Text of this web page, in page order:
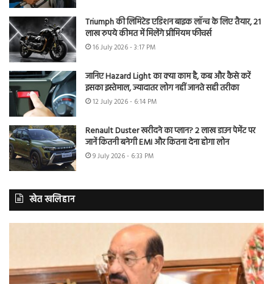
Triumph की लिमिटेड एडिशन बाइक लॉन्च के लिए तैयार, 21
लाख रुपये कीमत में मिलेंगे प्रीमियम फीचर्स
16 July 2026 - 3:17 PM
जानिए Hazard Light का क्या काम है, कब और कैसे करें
इसका इस्तेमाल, ज्यादातर लोग नहीं जानते सही तरीका
12 July 2026 - 6:14 PM
Renault Duster खरीदने का प्लान? 2 लाख डाउन पेमेंट पर
जानें कितनी बनेगी EMI और कितना देना होगा लोन
9 July 2026 - 6:33 PM
खेत खलिहान